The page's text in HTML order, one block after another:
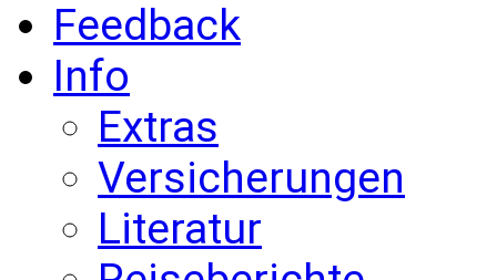
Feedback
Info
Extras
Versicherungen
Literatur